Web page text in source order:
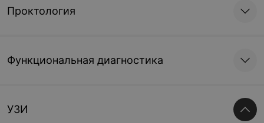
Проктология
Функциональная диагностика
УЗИ